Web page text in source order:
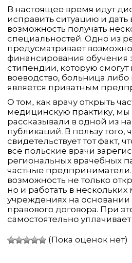
В настоящее время идут
исправить ситуацию и дать
возможность получать
специальностей. Одно из
предусматривает
финансирования обучения
стипендии, которую смогут
воеводство, больница либо
является приватным
О том, как врачу открыть
медицинскую практику,
рассказывали в одной из
публикаций. В пользу того,
свидетельствует тот факт,
все польские врачи
региональных врачебных
частные предприниматели.
возможность не только
но и работать в
учреждениях на основании
правового договора. При
самостоятельно
(Пока оценок нет)